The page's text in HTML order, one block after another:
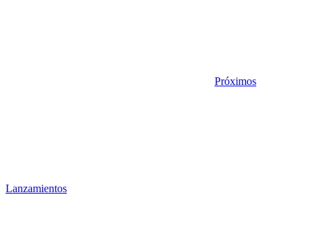
Próximos
Lanzamientos